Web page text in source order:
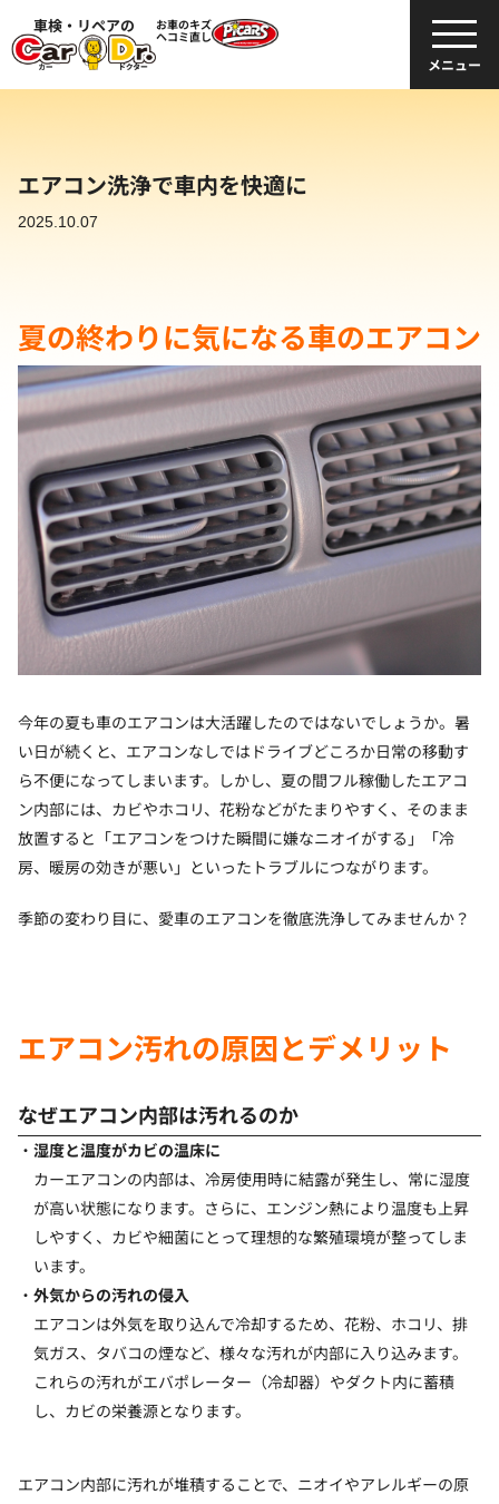
車検・リペアの
お車のキズ
ヘコミ直し
メニュー
エアコン洗浄で車内を快適に
2025.10.07
夏の終わりに気になる車のエアコン
今年の夏も車のエアコンは大活躍したのではないでしょうか。暑
い日が続くと、エアコンなしではドライブどころか日常の移動す
ら不便になってしまいます。しかし、夏の間フル稼働したエアコ
ン内部には、カビやホコリ、花粉などがたまりやすく、そのまま
放置すると「エアコンをつけた瞬間に嫌なニオイがする」「冷
房、暖房の効きが悪い」といったトラブルにつながります。
季節の変わり目に、愛車のエアコンを徹底洗浄してみませんか？
エアコン汚れの原因とデメリット
なぜエアコン内部は汚れるのか
湿度と温度がカビの温床に
カーエアコンの内部は、冷房使用時に結露が発生し、常に湿度
が高い状態になります。さらに、エンジン熱により温度も上昇
しやすく、カビや細菌にとって理想的な繁殖環境が整ってしま
います。
外気からの汚れの侵入
エアコンは外気を取り込んで冷却するため、花粉、ホコリ、排
気ガス、タバコの煙など、様々な汚れが内部に入り込みます。
これらの汚れがエバポレーター（冷却器）やダクト内に蓄積
し、カビの栄養源となります。
エアコン内部に汚れが堆積することで、ニオイやアレルギーの原